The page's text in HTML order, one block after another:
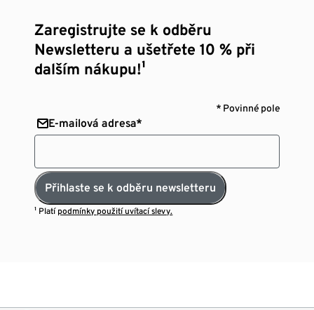
Zaregistrujte se k odběru
Newsletteru a ušetřete 10 % při
dalším nákupu!¹
* Povinné pole
E-mailová adresa*
Přihlaste se k odběru newsletteru
¹ Platí podmínky použití uvítací slevy.